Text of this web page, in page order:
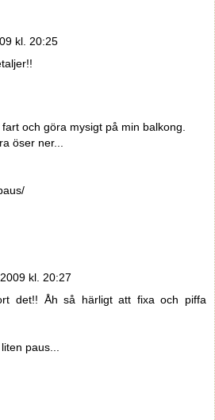
kl. 20:25
och göra mysigt på min balkong.
öser ner...
kl. 20:27
det!! Åh så härligt att fixa och piffa
paus...